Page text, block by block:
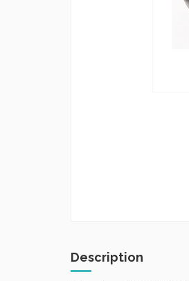
Description